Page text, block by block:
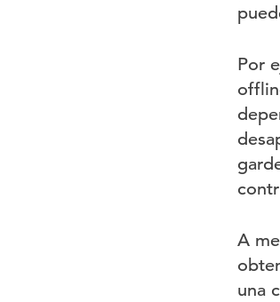
Por
A
una